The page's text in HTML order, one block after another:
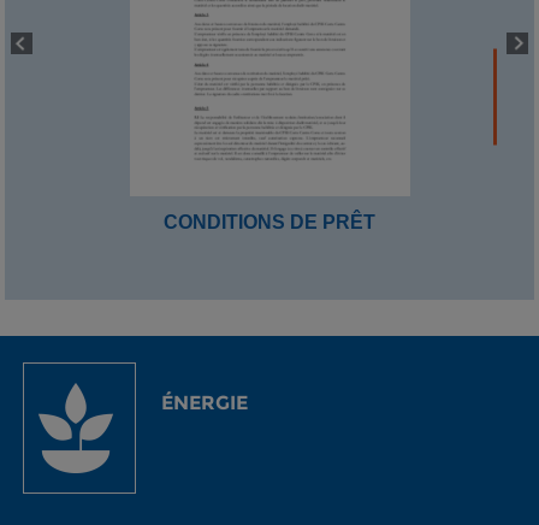
CONDITIONS DE PRÊT
ÉNERGIE